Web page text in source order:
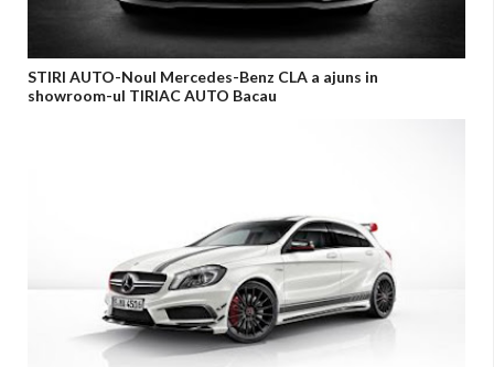
STIRI AUTO-Noul Mercedes-Benz CLA a ajuns in
showroom-ul TIRIAC AUTO Bacau